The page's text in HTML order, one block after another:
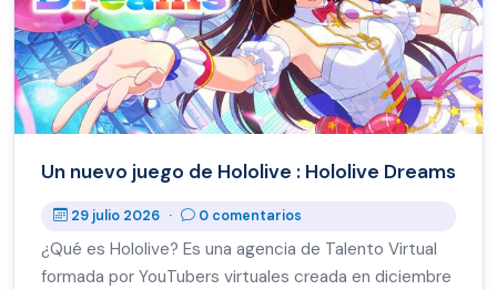
Un nuevo juego de Hololive : Hololive Dreams
29 julio 2026 · 0 comentarios
¿Qué es Hololive? Es una agencia de Talento Virtual
formada por YouTubers virtuales creada en diciembre